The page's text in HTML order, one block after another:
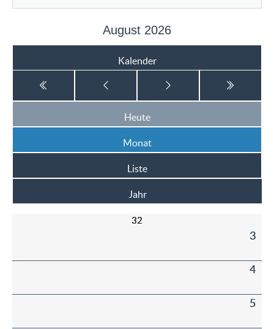
August 2026
Kalender
Heute
Monat
Liste
Jahr
32
3
4
5